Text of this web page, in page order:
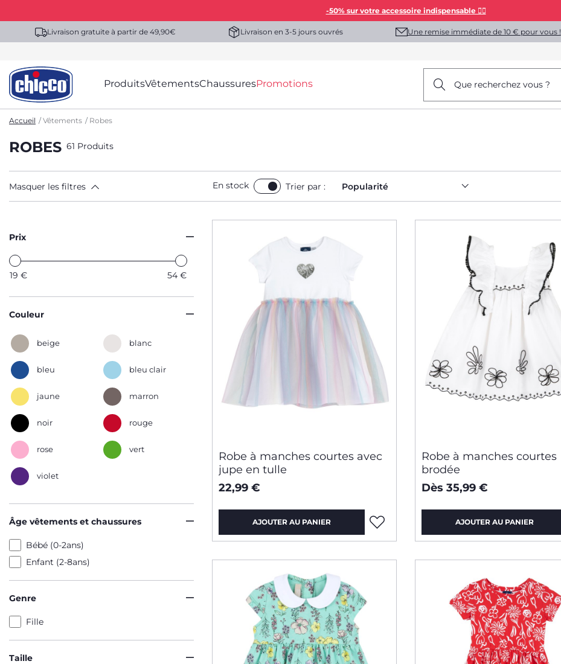
-50% sur votre accessoire indispensable 👯‍♀️
Livraison gratuite à partir de 49,90€ Livraison en 3-5 jours ouvrés Une remise immédiate de 10 € pour vous !
ProduitsVêtementsChaussuresPromotions Que recherchez vous ?
Accueil Vêtements Robes
ROBES 61 Produits
Masquer les filtres En stock Trier par : Popularité
Prix
19 € 54 €
Couleur
beige blanc
bleu bleu clair
jaune marron
noir rouge
rose vert
violet
Âge vêtements et chaussures
Bébé (0-2ans)
Enfant (2-8ans)
Genre
Fille
Taille
Robe à manches courtes avec
jupe en tulle
22,99 €
AJOUTER AU PANIER
Robe à manches courtes
brodée
Dès 35,99 €
AJOUTER AU PANIER